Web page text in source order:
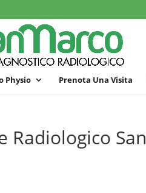
Physio Prenota Una Visita
Radiologico San